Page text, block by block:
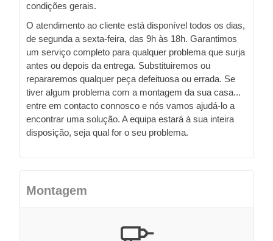
condições gerais.
O atendimento ao cliente está disponível todos os dias,
de segunda a sexta-feira, das 9h às 18h. Garantimos
um serviço completo para qualquer problema que surja
antes ou depois da entrega. Substituiremos ou
repararemos qualquer peça defeituosa ou errada. Se
tiver algum problema com a montagem da sua casa...
entre em contacto connosco e nós vamos ajudá-lo a
encontrar uma solução. A equipa estará à sua inteira
disposição, seja qual for o seu problema.
Montagem